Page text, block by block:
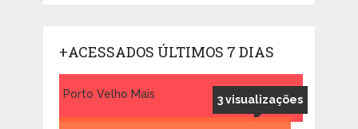
+ACESSADOS ÚLTIMOS 7 DIAS
3 visualizações
Porto Velho Mais